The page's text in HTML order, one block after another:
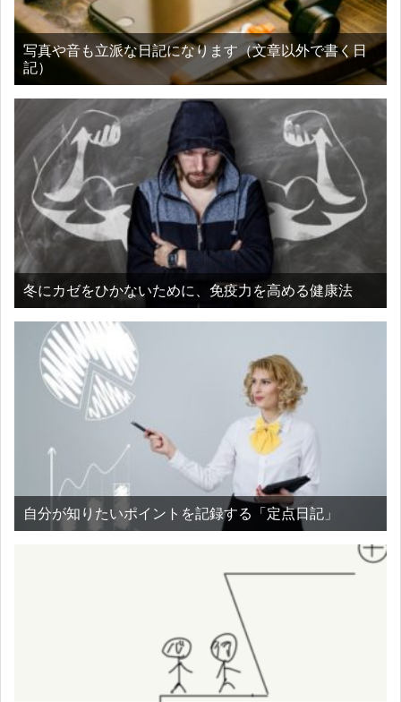
写真や音も立派な日記になります（文章以外で書く日
記）
冬にカゼをひかないために、免疫力を高める健康法
自分が知りたいポイントを記録する「定点日記」